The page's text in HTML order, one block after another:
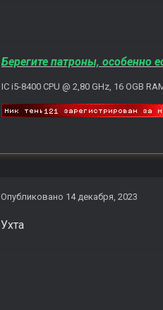
Берегите патроны, особенно
IC i5-8400 CPU @ 2,80 GHz, 16 OGB
Опубликовано 14 декабря, 2023
Ухта